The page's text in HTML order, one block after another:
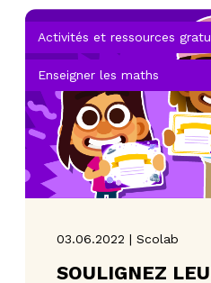
Activités et ressources
Enseigner les maths
03.06.2022 | Scolab
SOULIGNEZ